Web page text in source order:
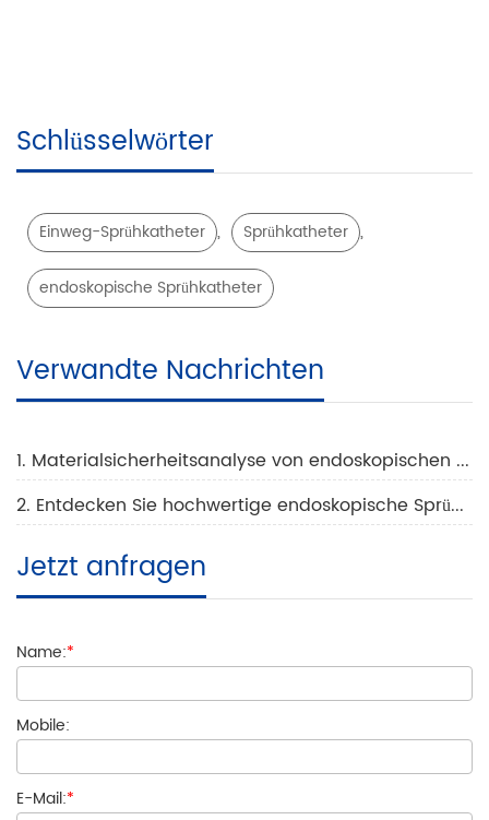
Schlüsselwörter
Einweg-Sprühkatheter , Sprühkatheter ,
endoskopische Sprühkatheter
Verwandte Nachrichten
1. Materialsicherheitsanalyse von endoskopischen Sprühkathetern
2. Entdecken Sie hochwertige endoskopische Sprühkatheter von Ate Medical Technology
Jetzt anfragen
Name:*
Mobile:
E-Mail:*